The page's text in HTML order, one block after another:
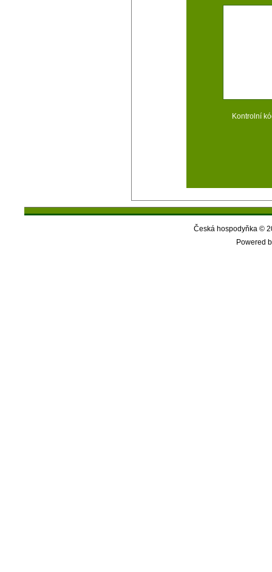
Kontrolní
Česká hospodyňka ©
Powered